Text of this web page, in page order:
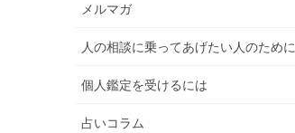
メルマガ
人の相談に乗ってあげたい人のために
個人鑑定を受けるには
占いコラム